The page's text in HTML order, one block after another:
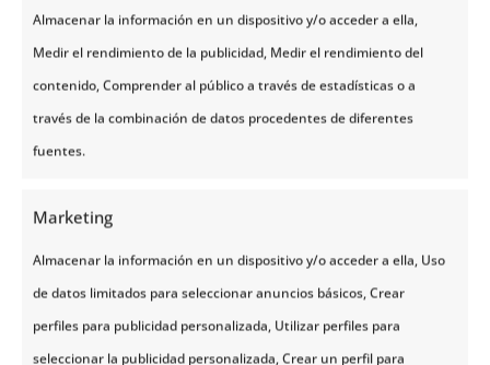
Almacenar la información en un dispositivo y/o acceder a ella,
Medir el rendimiento de la publicidad, Medir el rendimiento del
contenido, Comprender al público a través de estadísticas o a
través de la combinación de datos procedentes de diferentes
fuentes.
Marketing
Almacenar la información en un dispositivo y/o acceder a ella, Uso
de datos limitados para seleccionar anuncios básicos, Crear
perfiles para publicidad personalizada, Utilizar perfiles para
seleccionar la publicidad personalizada, Crear un perfil para
océano.